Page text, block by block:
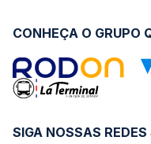
SIGA NOSSAS
CONHEÇA O GRUPO